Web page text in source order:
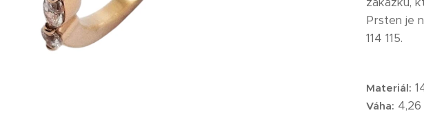
Prsten je
114 115.
Materiál:
Váha: 4,26